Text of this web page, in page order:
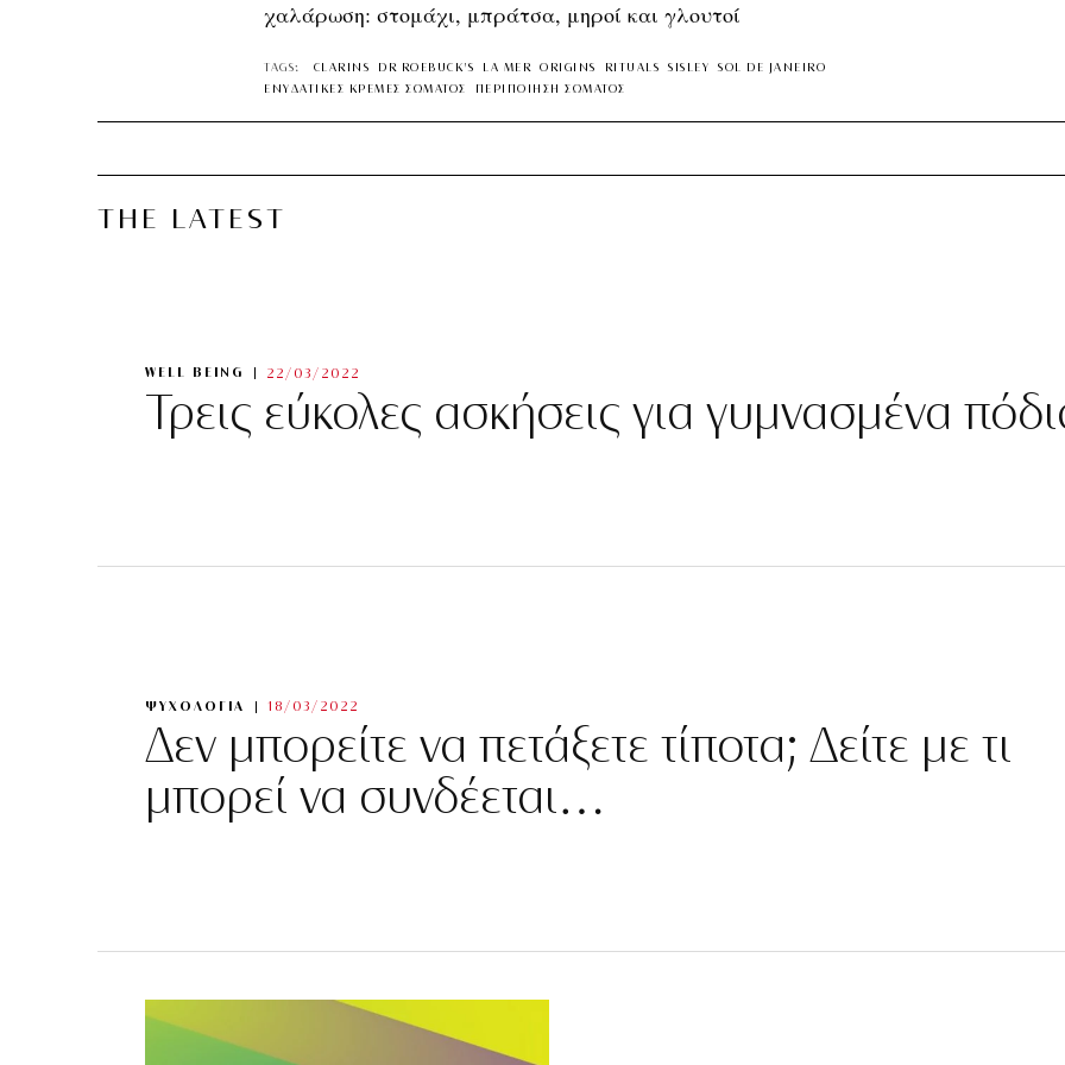
χαλάρωση: στομάχι, μπράτσα, μηροί και γλουτοί
TAGS: CLARINS DR ROEBUCK'S LA MER ORIGINS RITUALS SISLEY
SOL DE JANEIRO
ΕΝΥΔΑΤΙΚΕΣ ΚΡΕΜΕΣ ΣΩΜΑΤΟΣ
ΠΕΡΙΠΟΙΗΣΗ ΣΩΜΑΤΟΣ
THE LATEST
WELL BEING 22/03/2022
Τρεις εύκολες ασκήσεις για γυμνασμένα
ΨΥΧΟΛΟΓΙΑ 18/03/2022
Δεν μπορείτε να πετάξετε τίποτα; Δείτε με τι
μπορεί να συνδέεται…